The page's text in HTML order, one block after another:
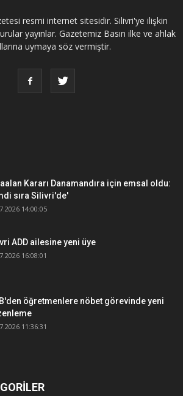
resmi internet sitesidir. Silivri'ye ilişkin
yayınlar. Gazetemiz Basın ilke ve ahlak
uymaya söz vermiştir.
Kararı Danamandıra için emsal oldu:
sıra Silivri'de'
14:00:05
ADD ailesine yeni üye
16:08:01
öğretmenlere nöbet görevinde yeni
11:36:31